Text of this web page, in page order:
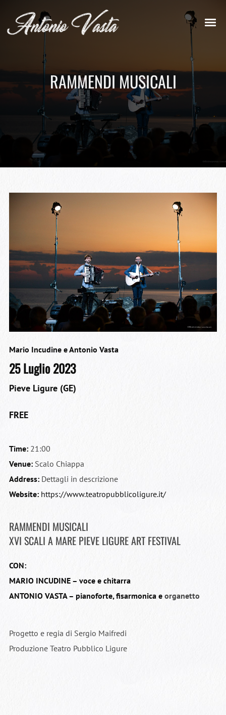
RAMMENDI MUSICALI
Mario Incudine e Antonio Vasta
25 Luglio 2023
Pieve Ligure (GE)
FREE
Time:21:00
Venue:Scalo Chiappa
Address:Dettagli in descrizione
Website: https://www.teatropubblicoligure.it/
RAMMENDI MUSICALI
XVI SCALI A MARE PIEVE LIGURE ART FESTIVAL
CON:
MARIO INCUDINE – voce e chitarra
ANTONIO VASTA – pianoforte, fisarmonica e organetto
Progetto e regia di Sergio Maifredi
Produzione Teatro Pubblico Ligure